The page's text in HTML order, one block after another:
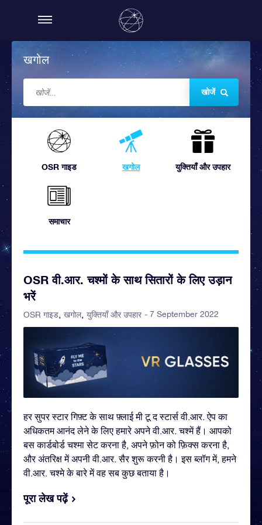
खगोल
खोजें
OSR गाइड खगोल युक्तियाँ और उपहार
समाचार
OSR वी.आर. चश्मों के साथ सितारों के लिए उड़ान
भरें
OSR गाइड खगोल युक्तियाँ और उपहार - 7 September 2022
हर सुपर स्टार गिफ़्ट के साथ फ़्लाई मी टू द स्टार्स वी.आर. ऐप का
अधिकतम आनंद लेने के लिए हमारे अपने वी.आर. चश्में हैं। आपको
बस कार्डबोर्ड चश्मा सेट करना है, अपने फ़ोन को फ़िक्स करना है,
और अंतरिक्ष में अपनी वी.आर. सैर शुरू करनी है। इस ब्लॉग में, हमने
वी.आर. चश्मे के बारे में वह सब कुछ बताया है।
पूरा लेख पढ़ें